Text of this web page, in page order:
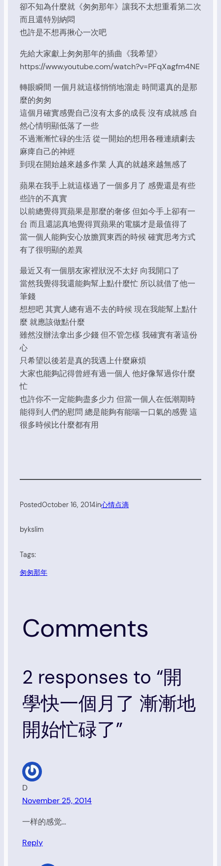
卻不知為什麼就《匆匆那年》讓我不太想重看第二次
而且還特別納悶
也許是不想再揪心一次吧
先給大家獻上匆匆那年的插曲《我希望》
https://www.youtube.com/watch?v=PFqXagfm4NE
轉眼瞬間 一個月就這樣悄悄地溜走 時間還真的是那
麼的匆匆
這個月確實感覺自己沒有太多的成長 沒有成就感 自
然心情明顯低落了一些
不過漸漸忙碌的生活 從一開始的想用各種連續劇去
麻痺自己的神經
到現在開始越來越多作業 人真的就越來越無感了
蘋果在我手上就這樣過了一個多月了 感覺還是有些
些許的不真實
以前總覺得買蘋果是那麼的奢侈 但如今手上卻有一
台 而且還認真地覺得買蘋果的電腦才是最值得了
當一個人能夠安心放膽買東西的時候 確實思考方式
有了很明顯的差異
最近又有一個朋友家裡狀況不太好 向我開口了
當然我覺得我還能夠幫上點什麼忙 所以就借了他一
筆錢
想想吧 其實人總有過不去的時候 現在我能幫上點什
麼 就應該做點什麼
雖然沒辦法拿出多少錢 但不管怎樣 我確實有著這份
心
只希望以後若是真的我遇上什麼麻煩
大家也能夠記得曾經有過一個人 他好像幫過你什麼
忙
也許你不一定能夠盡多少力 但當一個人在低潮期時
能得到人們的慰問 總是能夠有能喘一口氣的感覺 這
很多時候比什麼都有用
PostedOctober 16, 2014in心情点滴
bykslim
Tags:
匆匆那年
Comments
2 responses to “開
學快一個月了 漸漸地
開始忙碌了”
D
November 25, 2014
一样的感觉…
Reply